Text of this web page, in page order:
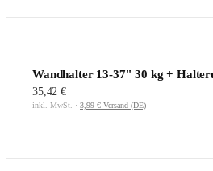
Wandhalter 13-37'' 30 kg +
35,42 €
inkl. MwSt. · 3,99 € Versand (DE)